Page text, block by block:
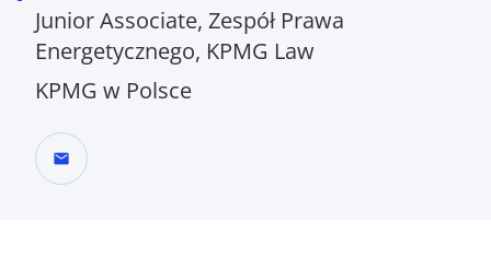
Junior Associate, Zespół Prawa
Energetycznego, KPMG Law
KPMG w Polsce
mail